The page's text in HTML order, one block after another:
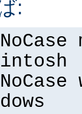
: